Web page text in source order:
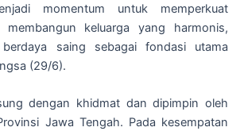
momentum untuk memperkuat
membangun keluarga yang harmonis,
saing sebagai fondasi utama
(29/6).
dengan khidmat dan dipimpin oleh
Jawa Tengah. Pada kesempatan